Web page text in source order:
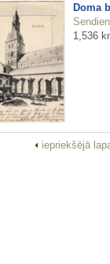
Doma
1,536
iepriekšējā